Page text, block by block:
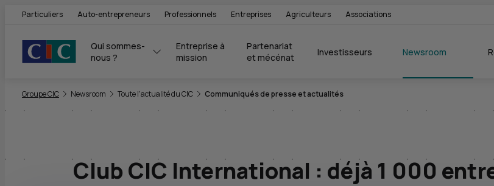
Particuliers Auto-entrepreneurs Professionnels Entreprises Agriculteurs Associations
Qui sommes-
nous ?
Entreprise à
mission
Partenariat
et mécénat
Investisseurs Newsroom
Groupe CIC Newsroom Toute l'actualité du CIC Communiqués de presse et actualités
Club CIC International : déjà 1 000